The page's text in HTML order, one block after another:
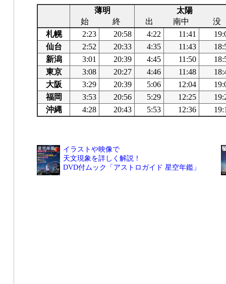
薄明
太陽
始
終 出 南中
没
札幌
2:23 20:58 4:22 11:41
仙台
2:52 20:33 4:35 11:43
新潟
3:01 20:39 4:45 11:50
東京
3:08 20:27 4:46 11:48
大阪
3:29 20:39 5:06 12:04
福岡
3:53 20:56 5:29 12:25
沖縄
4:28 20:43 5:53 12:36
イラストや映像で
天文現象を詳しく解説！
DVD付ムック「アストロガイド 星空年鑑」